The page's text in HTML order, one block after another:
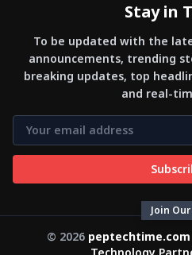
Join
Stay in
To be updated with the
announcements, trending
breaking updates, top
and real-
© 2026 peptechtime.com